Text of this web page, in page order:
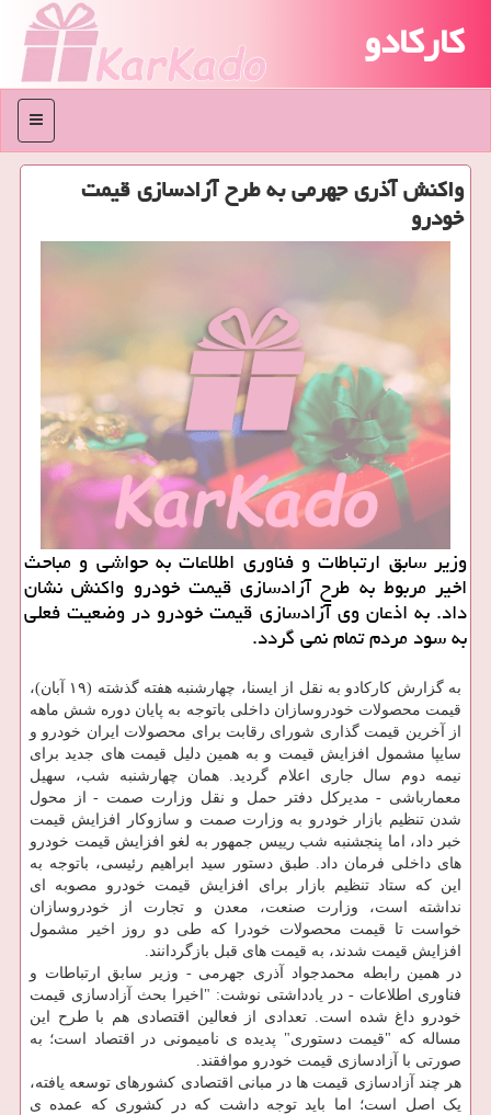
کارکادو
منو
واکنش آذری جهرمی به طرح آزادسازی قیمت
خودرو
وزیر سابق ارتباطات و فناوری اطلاعات به حواشی و مباحث
اخیر مربوط به طرح آزادسازی قیمت خودرو واکنش نشان
داد. به اذعان وی آزادسازی قیمت خودرو در وضعیت فعلی
به سود مردم تمام نمی گردد.
به گزارش کارکادو به نقل از ایسنا، چهارشنبه هفته گذشته (۱۹ آبان)،
قیمت محصولات خودروسازان داخلی باتوجه به پایان دوره شش ماهه
از آخرین قیمت گذاری شورای رقابت برای محصولات ایران خودرو و
سایپا مشمول افزایش قیمت و به همین دلیل قیمت های جدید برای
نیمه دوم سال جاری اعلام گردید. همان چهارشنبه شب، سهیل
معمارباشی - مدیرکل دفتر حمل و نقل وزارت صمت - از محول
شدن تنظیم بازار خودرو به وزارت صمت و سازوکار افزایش قیمت
خبر داد، اما پنجشنبه شب رییس جمهور به لغو افزایش قیمت خودرو
های داخلی فرمان داد. طبق دستور سید ابراهیم رئیسی، باتوجه به
این که ستاد تنظیم بازار برای افزایش قیمت خودرو مصوبه ای
نداشته است، وزارت صنعت، معدن و تجارت از خودروسازان
خواست تا قیمت محصولات خودرا که طی دو روز اخیر مشمول
افزایش قیمت شدند، به قیمت های قبل بازگردانند.
در همین رابطه محمدجواد آذری جهرمی - وزیر سابق ارتباطات و
فناوری اطلاعات - در یادداشتی نوشت: "اخیرا بحث آزادسازی قیمت
خودرو داغ شده است. تعدادی از فعالین اقتصادی هم با طرح این
مساله که "قیمت دستوری" پدیده ی نامیمونی در اقتصاد است؛ به
صورتی با آزادسازی قیمت خودرو موافقند.
هر چند آزادسازی قیمت ها در مبانی اقتصادی کشورهای توسعه یافته،
یک اصل است؛ اما باید توجه داشت که در کشوری که عمده ی